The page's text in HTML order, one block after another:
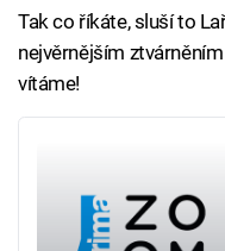
Tak co říkáte, sluší to
nejvěrnějším
vítáme!